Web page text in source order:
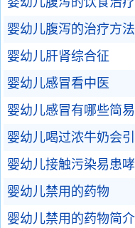
婴幼儿腹泻的治疗方法
婴幼儿肝肾综合征
婴幼儿感冒看中医
婴幼儿感冒有哪些简易
婴幼儿喝过浓牛奶会
婴幼儿接触污染易患
婴幼儿禁用的药物
婴幼儿禁用的药物简介